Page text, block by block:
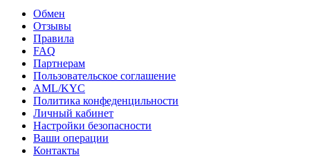
Обмен
Отзывы
Правила
FAQ
Партнерам
Пользовательское соглашение
AML/KYC
Политика конфеденцильности
Личный кабинет
Настройки безопасности
Ваши операции
Контакты